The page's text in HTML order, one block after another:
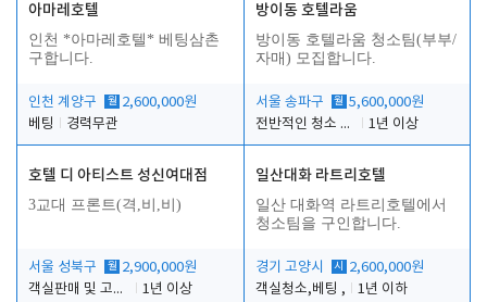
아마레호텔
인천 *아마레호텔* 베팅삼촌
구합니다.
인천 계양구 월 2,600,000원
베팅
경력무관
방이동 호텔라움
방이동 호텔라움 청소팀(부부/
자매) 모집합니다.
서울 송파구 월 5,600,000원
전반적인 청소 업무(객실청소.객실정리)
1년 이상
호텔 디 아티스트 성신여대점
3교대 프론트(격,비,비)
서울 성북구 월 2,900,000원
객실판매 및 고객응대
1년 이상
일산대화 라트리호텔
일산 대화역 라트리호텔에서
청소팀을 구인합니다.
경기 고양시 시
2,600,000원
객실청소,베팅 ,
1년 이하